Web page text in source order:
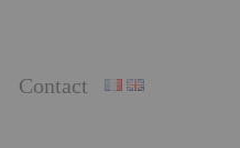
Contact